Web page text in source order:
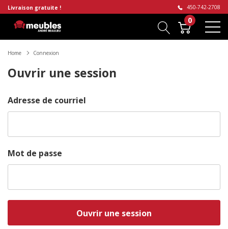
Livraison gratuite ! 450-742-2708
0
Home Connexion
Ouvrir une session
Adresse de courriel
Mot de passe